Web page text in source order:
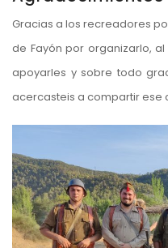
Gracias a los recreadores
de Fayón por organizarlo,
apoyarles y sobre todo
acercasteis a compartir ese